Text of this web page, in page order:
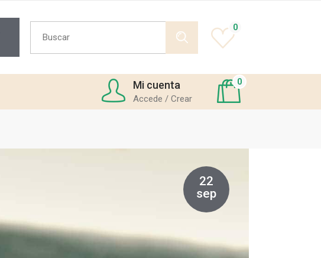
Search
for:
0
Mi cuenta
Accede / Crear
0
22
sep